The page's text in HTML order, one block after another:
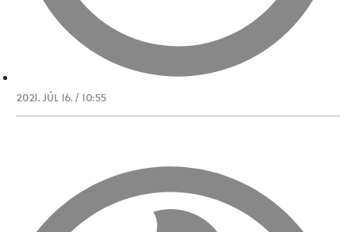
2021. JÚL 16. / 10:55